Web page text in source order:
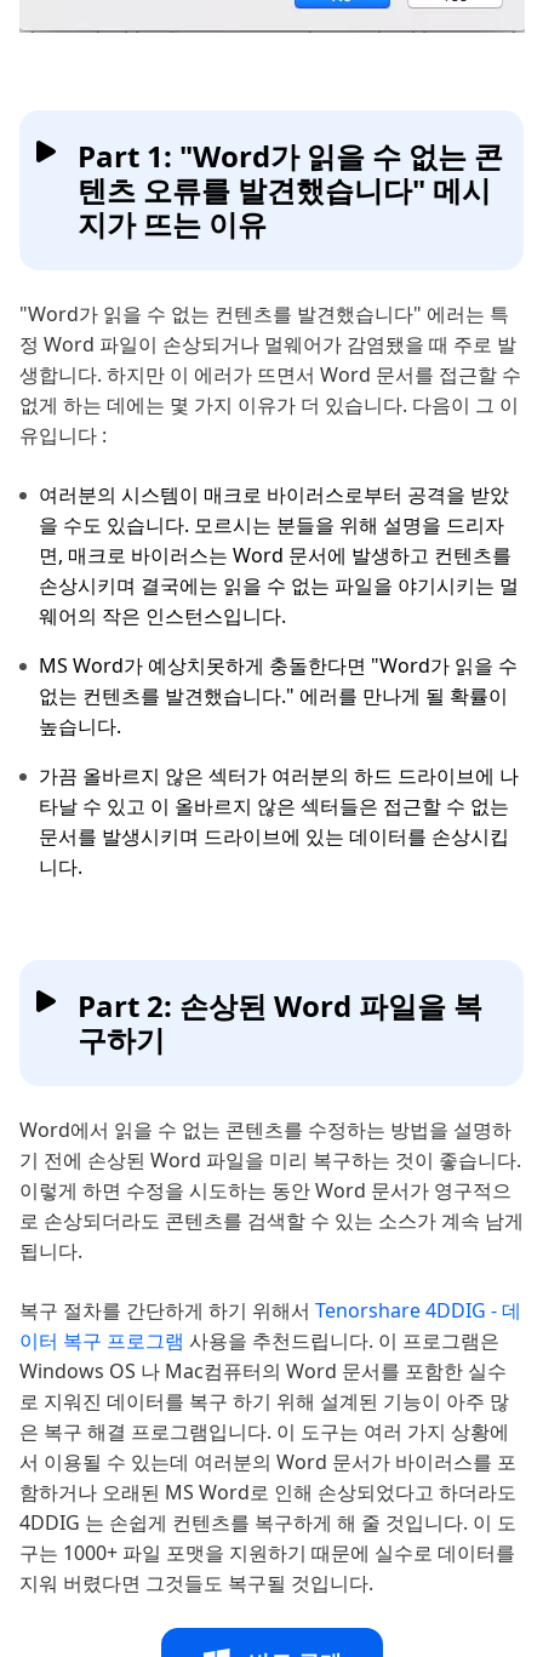
Part 1: "Word가 읽을 수 없는 콘
텐츠 오류를 발견했습니다" 메시
지가 뜨는 이유
"Word가 읽을 수 없는 컨텐츠를 발견했습니다" 에러는 특
정 Word 파일이 손상되거나 멀웨어가 감염됐을 때 주로 발
생합니다. 하지만 이 에러가 뜨면서 Word 문서를 접근할 수
없게 하는 데에는 몇 가지 이유가 더 있습니다. 다음이 그 이
유입니다 :
여러분의 시스템이 매크로 바이러스로부터 공격을 받았
을 수도 있습니다. 모르시는 분들을 위해 설명을 드리자
면, 매크로 바이러스는 Word 문서에 발생하고 컨텐츠를
손상시키며 결국에는 읽을 수 없는 파일을 야기시키는 멀
웨어의 작은 인스턴스입니다.
MS Word가 예상치못하게 충돌한다면 "Word가 읽을 수
없는 컨텐츠를 발견했습니다." 에러를 만나게 될 확률이
높습니다.
가끔 올바르지 않은 섹터가 여러분의 하드 드라이브에 나
타날 수 있고 이 올바르지 않은 섹터들은 접근할 수 없는
문서를 발생시키며 드라이브에 있는 데이터를 손상시킵
니다.
Part 2: 손상된 Word 파일을 복
구하기
Word에서 읽을 수 없는 콘텐츠를 수정하는 방법을 설명하
기 전에 손상된 Word 파일을 미리 복구하는 것이 좋습니다.
이렇게 하면 수정을 시도하는 동안 Word 문서가 영구적으
로 손상되더라도 콘텐츠를 검색할 수 있는 소스가 계속 남게
됩니다.
복구 절차를 간단하게 하기 위해서 Tenorshare 4DDIG - 데
이터 복구 프로그램 사용을 추천드립니다. 이 프로그램은
Windows OS 나 Mac컴퓨터의 Word 문서를 포함한 실수
로 지워진 데이터를 복구 하기 위해 설계된 기능이 아주 많
은 복구 해결 프로그램입니다. 이 도구는 여러 가지 상황에
서 이용될 수 있는데 여러분의 Word 문서가 바이러스를 포
함하거나 오래된 MS Word로 인해 손상되었다고 하더라도
4DDIG 는 손쉽게 컨텐츠를 복구하게 해 줄 것입니다. 이 도
구는 1000+ 파일 포맷을 지원하기 때문에 실수로 데이터를
지워 버렸다면 그것들도 복구될 것입니다.